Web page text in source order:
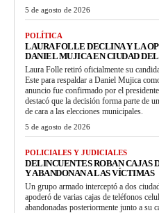
5 de agosto de 2026
POLÍTICA
LAURA FOLLE DECLINA Y LA
DANIEL MUJICA EN CIUDAD
Laura Folle retiró oficialmente su
Este para respaldar a Daniel Mujica
anuncio fue confirmado por el
destacó que la decisión forma parte de
de cara a las elecciones municipales.
5 de agosto de 2026
POLICIALES Y JUDICIALES
DELINCUENTES ROBAN CAJAS
Y ABANDONAN A LAS VÍCTIMAS
Un grupo armado interceptó a dos
apoderó de varias cajas de teléfonos
abandonadas posteriormente junto a su